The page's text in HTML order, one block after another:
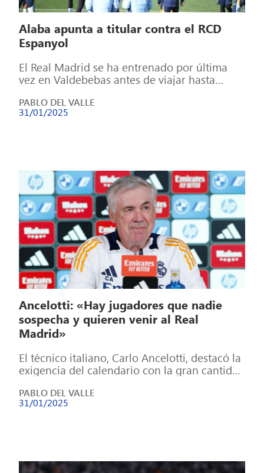
Alaba apunta a titular contra el RCD
Espanyol
El Real Madrid se ha entrenado por última
vez en Valdebebas antes de viajar hasta
PABLO DEL VALLE
31/01/2025
Ancelotti: «Hay jugadores que nadie
sospecha y quieren venir al Real
Madrid»
El técnico italiano, Carlo Ancelotti, destacó la
exigencia del calendario con la gran cantidad
PABLO DEL VALLE
31/01/2025